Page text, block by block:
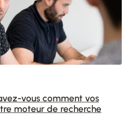
vous comment vos
moteur de recherche